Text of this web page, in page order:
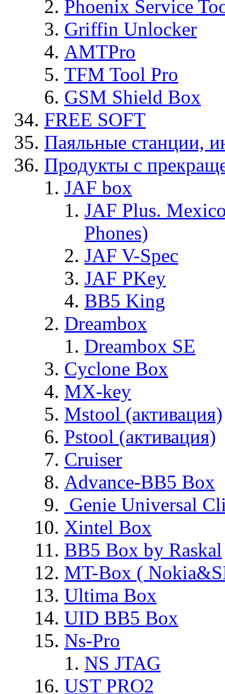
Phoenix Service
Griffin Unlocker
AMTPro
TFM Tool Pro
GSM Shield Box
FREE SOFT
Паяльные станции,
Продукты с
JAF box
JAF Plus.
Phones)
JAF V-Spec
JAF PKey
BB5 King
Dreambox
Dreambox SE
Cyclone Box
MX-key
Mstool (активация)
Pstool (активация)
Cruiser
Advance-BB5 Box
Genie Universal
Xintel Box
BB5 Box by Raskal
MT-Box (
Ultima Box
UID BB5 Box
Ns-Pro
NS JTAG
UST PRO2